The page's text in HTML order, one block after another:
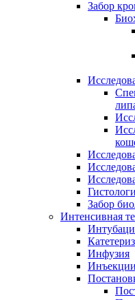
Забор
Забор
Интенсивная
Инфузия